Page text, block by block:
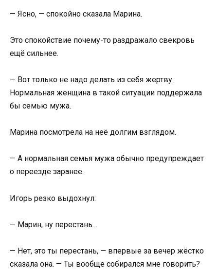
— Ясно, — спокойно сказала Марина.
Это спокойствие почему-то раздражало свекровь
ещё сильнее.
— Вот только не надо делать из себя жертву.
Нормальная женщина в такой ситуации поддержала
бы семью мужа.
Марина посмотрела на неё долгим взглядом.
— А нормальная семья мужа обычно предупреждает
о переезде заранее.
Игорь резко выдохнул:
— Марин, ну перестань…
— Нет, это ты перестань, — впервые за вечер жёстко
сказала она. — Ты вообще собирался мне говорить?